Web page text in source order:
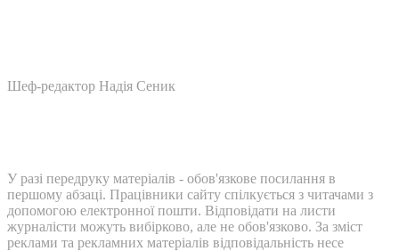
Шеф-редактор Надія Сеник
У разі передруку матеріалів - обов'язкове посилання в
першому абзаці. Працівники сайту спілкується з читачами з
допомогою електронної пошти. Відповідати на листи
журналісти можуть вибірково, але не обов'язково. За зміст
реклами та рекламних матеріалів відповідальність несе